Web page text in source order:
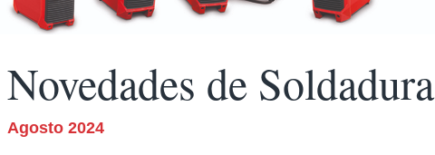
Novedades de Soldadura
Agosto 2024